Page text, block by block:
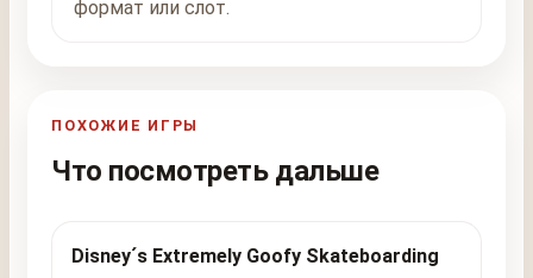
формат или слот.
ПОХОЖИЕ ИГРЫ
Что посмотреть дальше
Disney´s Extremely Goofy Skateboarding